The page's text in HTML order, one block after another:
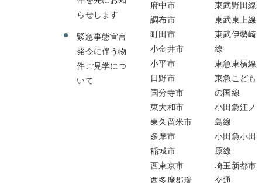
らせします
緊急事態宣言
発令に伴う物
件ご見学につ
いて
府中市
調布市
町田市
小金井市
小平市
日野市
国分寺市
東大和市
東久留米市
多摩市
稲城市
西東京市
西多摩郡瑞
東武野田線
東武東上線
東武伊勢崎
線
東急東横線
東急こども
の国線
小田急江ノ
島線
小田急小田
原線
埼玉新都市
交通